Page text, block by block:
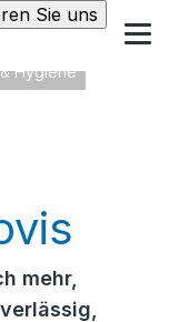
Sie uns
Hygiene
mehr,